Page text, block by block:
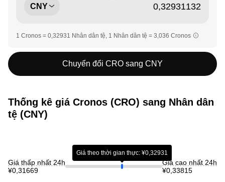
CNY
1 Cronos = 0,32931 Nhân dân tệ, 1 Nhân dân tệ = 3,036 Cronos
Chuyển đổi CRO sang CNY
Thống kê giá Cronos (CRO) sang Nhân dân
tệ (CNY)
Giá thấp nhất 24h
¥0,31669
Giá theo thời gian thực: ¥0,32931
Giá cao nhất 24h
¥0,33815